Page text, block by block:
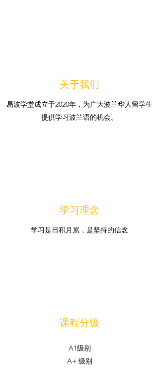
关于我们
易波学堂成立于2020年，为广大波兰华人留学生
提供学习波兰语的机会。
学习理念
学习是日积月累，是坚持的信念
课程分级
A1级别
A+ 级别